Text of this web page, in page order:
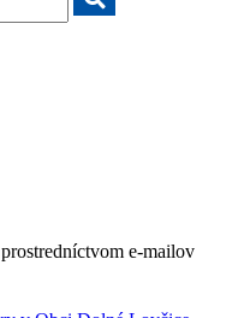
prostredníctvom e-mailov